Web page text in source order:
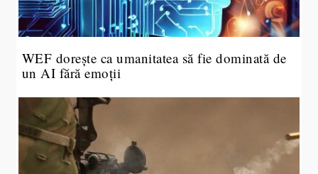
WEF dorește ca umanitatea să fie dominată de
un AI fără emoții